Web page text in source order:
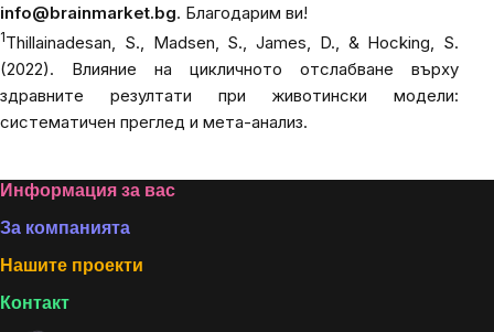
info@brainmarket.bg. Благодарим ви!
1Thillainadesan, S., Madsen, S., James, D., & Hocking, S.
(2022). Влияние на цикличното отслабване върху
здравните резултати при животински модели:
систематичен преглед и мета-анализ.
Footer
Информация за вас
За компанията
Нашите проекти
Контакт